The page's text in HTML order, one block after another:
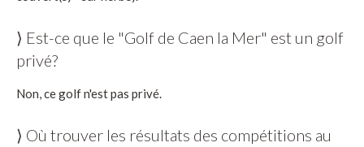
⟩ Est-ce que le "Golf de Caen la Mer" est un golf
privé?
Non, ce golf n'est pas privé.
⟩ Où trouver les résultats des compétitions au